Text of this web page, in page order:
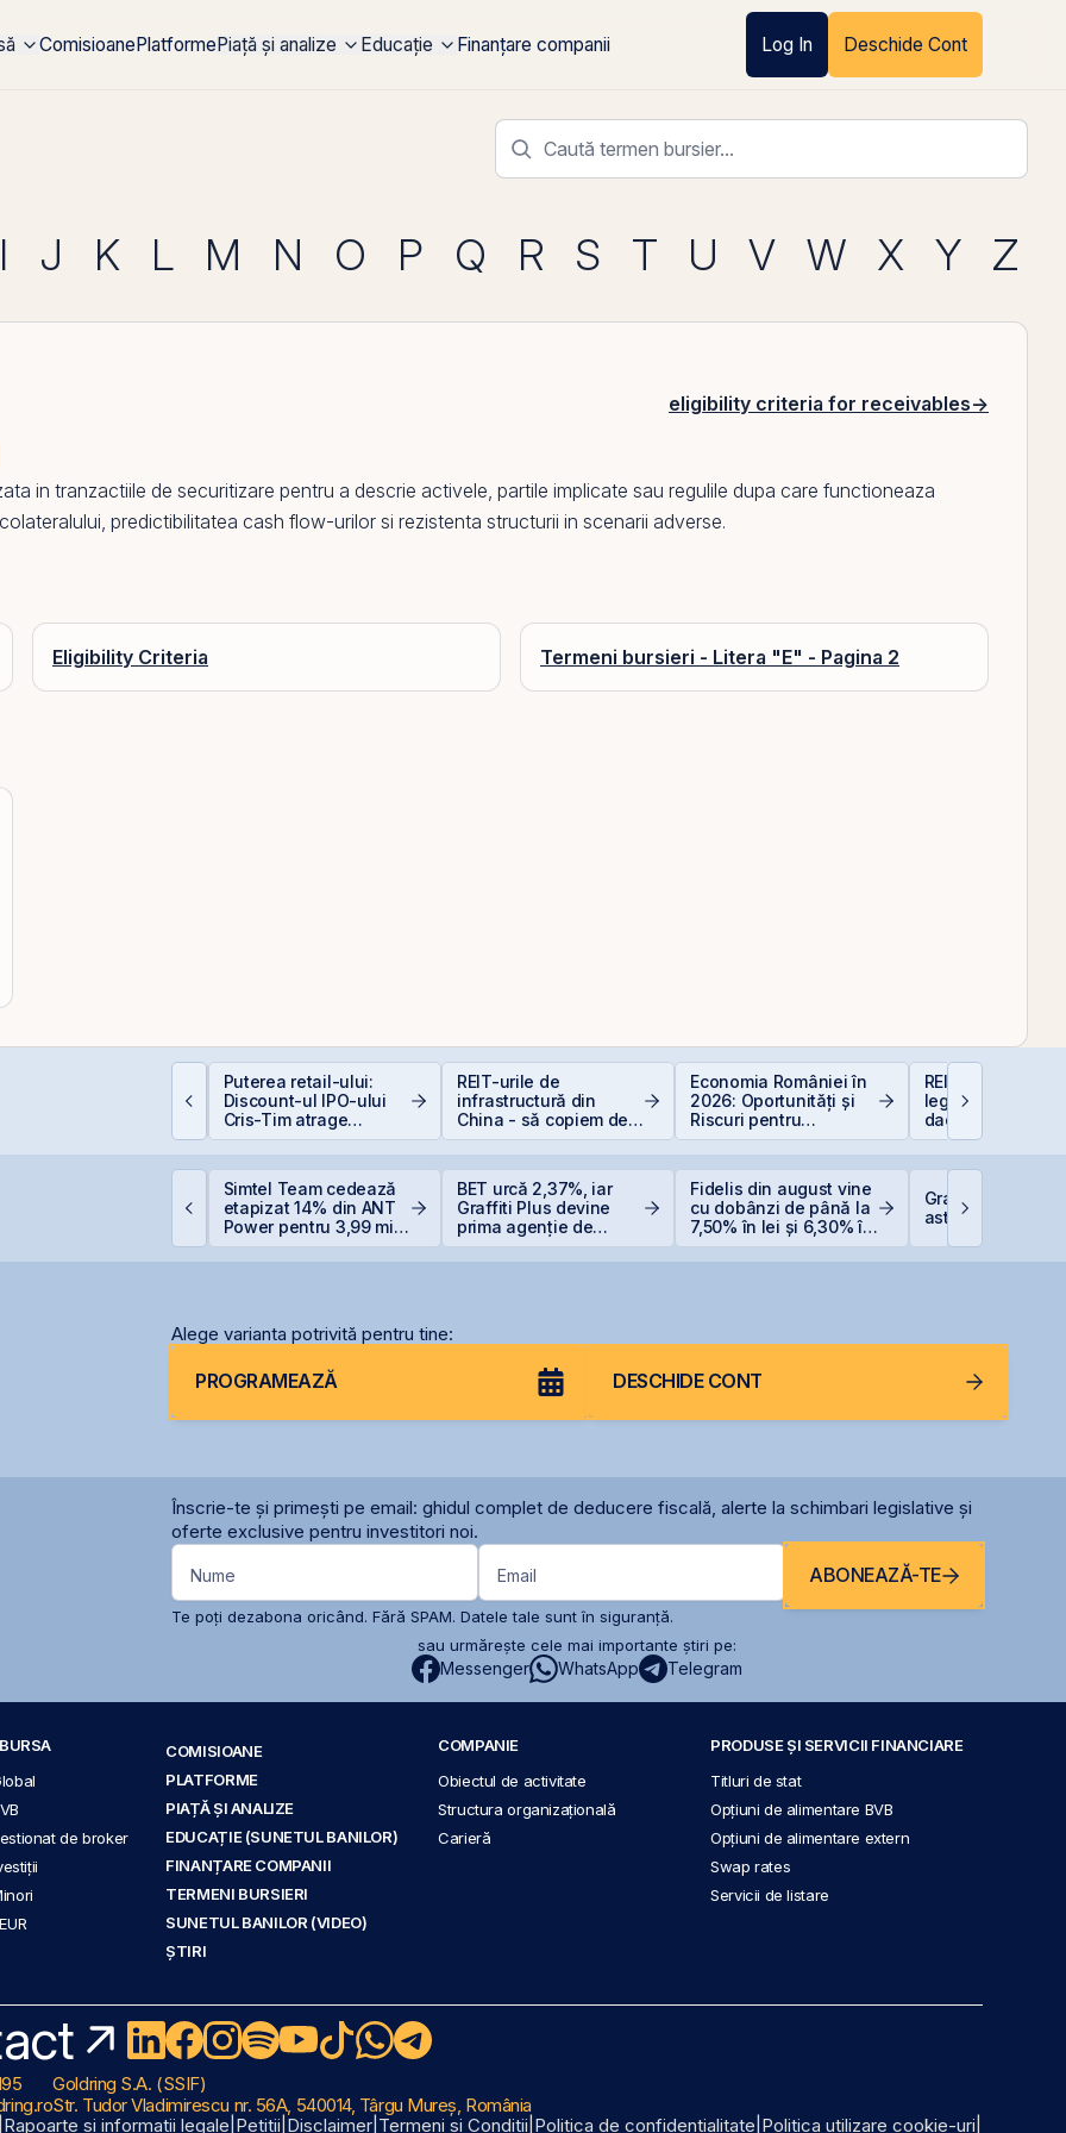
ComisioanePlatformePiață și analize Educație Finanțare companii Log In Deschide Cont
I J K L M N O P Q R S T U V W X Y Z
eligibility criteria for receivables→
in tranzactiile de securitizare pentru a descrie activele, partile implicate sau regulile dupa care functioneaza
predictibilitatea cash flow-urilor si rezistenta structurii in scenarii adverse.
Eligibility Criteria Termeni bursieri - Litera "E" - Pagina 2
Puterea retail-ului:
Discount-ul IPO-ului
Cris-Tim atrage
subscrieri de peste 2
a companiei
REIT-urile de
infrastructură din
China - să copiem de
la cel ce copiază?!
Economia României în
2026: Oportunități și
Riscuri pentru
Investitori
REIT-urile
legislație să fie,
dacă proiecte
sunt și banii se
Simtel Team cedează
etapizat 14% din ANT
Power pentru 3,99 mil.
BET urcă 2,37%, iar
Graffiti Plus devine
prima agenție de
Fidelis din august vine
cu dobânzi de până la
7,50% în lei și 6,30% în
Graffiti Plus
astăzi pe piața
Alege varianta potrivită pentru tine:
PROGRAMEAZĂ DESCHIDE CONT
Înscrie-te și primești pe email: ghidul complet de deducere fiscală, alerte la schimbari legislative și
oferte exclusive pentru investitori noi.
Nume Email ABONEAZĂ-TE
Te poți dezabona oricând. Fără SPAM. Datele tale sunt în siguranță.
sau urmărește cele mai importante știri pe:
Messenger WhatsApp Telegram
de broker
COMISIOANE
PLATFORME
PIAȚĂ ȘI ANALIZE
EDUCAȚIE (SUNETUL BANILOR)
FINANȚARE COMPANII
TERMENI BURSIERI
SUNETUL BANILOR (VIDEO)
ȘTIRI
COMPANIE
Obiectul de activitate
Structura organizațională
Carieră
PRODUSE ȘI SERVICII FINANCIARE
Titluri de stat
Opțiuni de alimentare BVB
Opțiuni de alimentare extern
Swap rates
Servicii de listare
Goldring S.A. (SSIF)
Str. Tudor Vladimirescu nr. 56A, 540014, Târgu Mureș, România
Rapoarte și informații legale Petiții Disclaimer Termeni și Condiții Politica de confidențialitate Politica utilizare cookie-uri